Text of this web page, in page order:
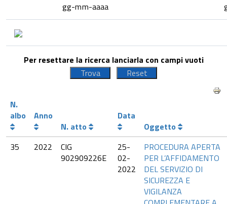
gg-mm-aaaa
Per resettare la ricerca lanciarla con campi vuoti
N.
albo
Anno
N. atto
Data
Oggetto
35
2022
CIG
902909226E
25-
02-
2022
PROCEDURA APERTA
PER L’AFFIDAMENTO
DEL SERVIZIO DI
SICUREZZA E
VIGILANZA